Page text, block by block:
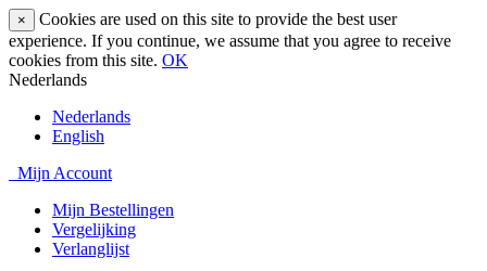
×
Cookies are used on this site to provide the best user
experience. If you continue, we assume that you agree to receive
cookies from this site. OK
Nederlands
Nederlands
English
Mijn Account
Mijn Bestellingen
Vergelijking
Verlanglijst